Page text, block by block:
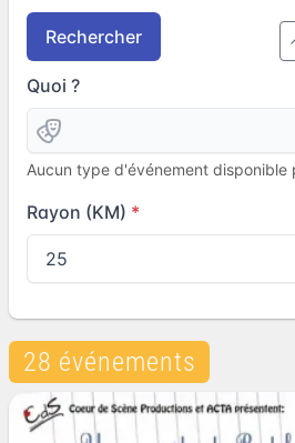
Rechercher
Quoi ?
Aucun type d'événement disponible
Rayon (KM)
28 événements